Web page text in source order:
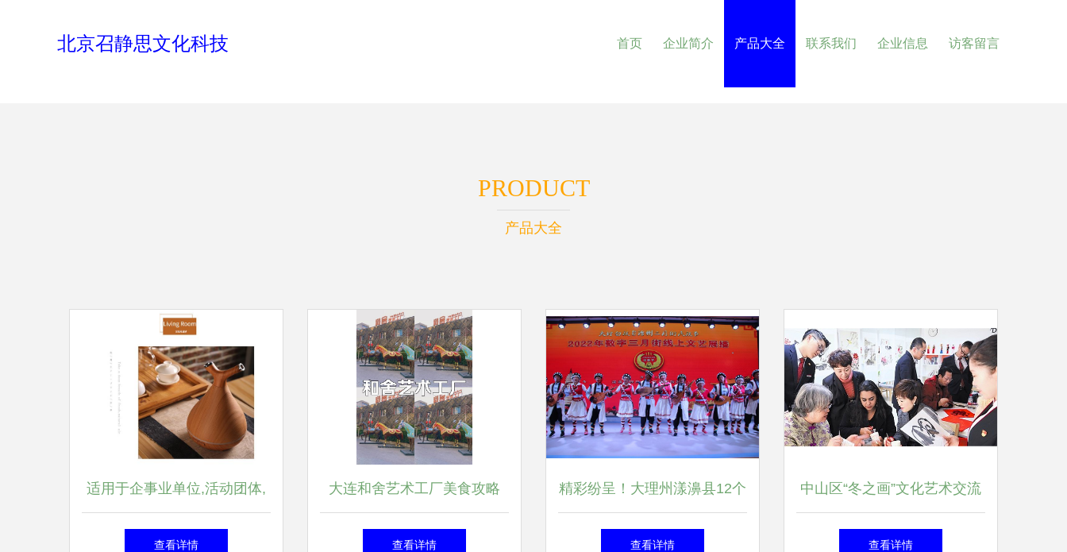
北京召静思文化科技 首页 企业简介 产品大全 联系我们 企业信息 访客留言
PRODUCT
产品大全
适用于企事业单位,活动团体,
组织机构等,在企业宣传,团体
查看详情
大连和舍艺术工厂美食攻略
不只是填饱肚子，更是探寻城
查看详情
精彩纷呈！大理州漾濞县12个
节目亮相三月街民族节线上文
查看详情
中山区“冬之画”文化艺术交流
活动助力教育咨询新发展
查看详情